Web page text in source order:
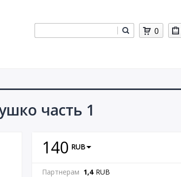
0
часть 1
140 RUB
Партнерам 1,4 RUB